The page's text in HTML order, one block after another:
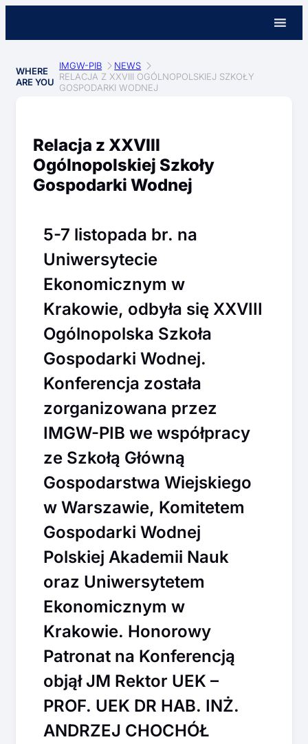
WHERE
ARE YOU
IMGW-PIB
NEWS
RELACJA Z XXVIII OGÓLNOPOLSKIEJ SZKOŁY
GOSPODARKI WODNEJ
Relacja z XXVIII
Ogólnopolskiej Szkoły
Gospodarki Wodnej
5-7 listopada br. na
Uniwersytecie
Ekonomicznym w
Krakowie, odbyła się XXVIII
Ogólnopolska Szkoła
Gospodarki Wodnej.
Konferencja została
zorganizowana przez
IMGW-PIB we współpracy
ze Szkołą Główną
Gospodarstwa Wiejskiego
w Warszawie, Komitetem
Gospodarki Wodnej
Polskiej Akademii Nauk
oraz Uniwersytetem
Ekonomicznym w
Krakowie. Honorowy
Patronat na Konferencją
objął JM Rektor UEK –
PROF. UEK DR HAB. INŻ.
ANDRZEJ CHOCHÓŁ